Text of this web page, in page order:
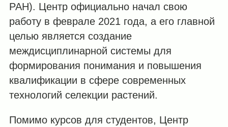
РАН). Центр официально начал свою
работу в феврале 2021 года, а его главной
целью является создание
междисциплинарной системы для
формирования понимания и повышения
квалификации в сфере современных
технологий селекции растений.
Помимо курсов для студентов, Центр